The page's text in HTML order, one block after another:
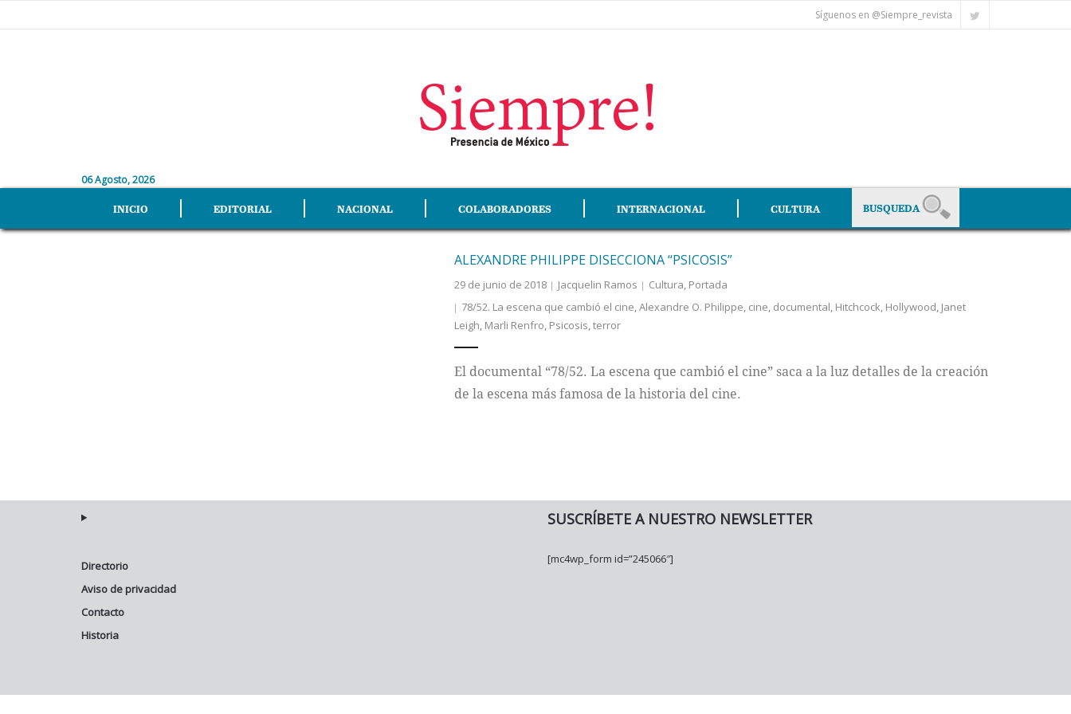
Síguenos en @Siempre_revista
06 Agosto, 2026
INICIO EDITORIAL NACIONAL COLABORADORES INTERNACIONAL CULTURA
ALEXANDRE PHILIPPE DISECCIONA “PSICOSIS”
29 de junio de 2018 Jacquelin Ramos Cultura, Portada
78/52. La escena que cambió el cine,Alexandre O. Philippe, cine, documental, Hitchcock, Hollywood, Janet
Leigh, Marli Renfro, Psicosis,terror
El documental “78/52. La escena que cambió el cine” saca a la luz detalles de la creación
de la escena más famosa de la historia del cine.
Directorio
Aviso de privacidad
Contacto
Historia
SUSCRÍBETE A NUESTRO NEWSLETTER
[mc4wp_form id=”245066″]